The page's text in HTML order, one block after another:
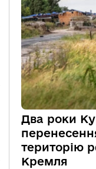
Два роки
територію
Кремля